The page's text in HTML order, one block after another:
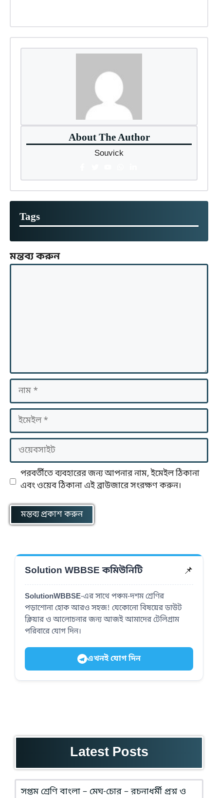
About The Author
Souvick
Tags
মন্তব্য করুন
মন্তব্য
নাম
ইমেইল
ওয়েবসাইট
পরবর্তীতে ব্যবহারের জন্য আপনার নাম, ইমেইল ঠিকানা
এবং ওয়েব ঠিকানা এই ব্রাউজারে সংরক্ষণ করুন।
Solution WBBSE কমিউনিটি 📌
SolutionWBBSE-এর সাথে পঞ্চম-দশম শ্রেণির
পড়াশোনা হোক আরও সহজ! যেকোনো বিষয়ের ডাউট
ক্লিয়ার ও আলোচনার জন্য আজই আমাদের টেলিগ্রাম
পরিবারে যোগ দিন।
এখনই যোগ দিন
Latest Posts
সপ্তম শ্রেণি বাংলা – মেঘ-চোর – রচনাধর্মী প্রশ্ন ও